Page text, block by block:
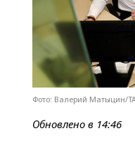
Фото: Валерий Матыцин/
Обновлено в 14:46